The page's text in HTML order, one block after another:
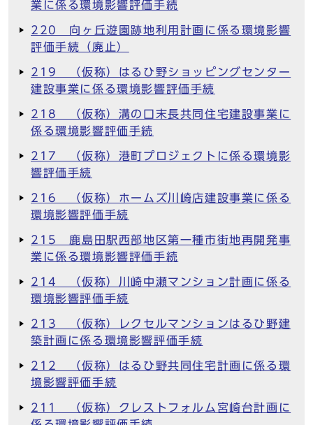
業に係る環境影響評価手続
220 向ヶ丘遊園跡地利用計画に係る環境影響
評価手続（廃止）
219 （仮称）はるひ野ショッピングセンター
建設事業に係る環境影響評価手続
218 （仮称）溝の口末長共同住宅建設事業に
係る環境影響評価手続
217 （仮称）港町プロジェクトに係る環境影
響評価手続
216 （仮称）ホームズ川崎店建設事業に係る
環境影響評価手続
215 鹿島田駅西部地区第一種市街地再開発事
業に係る環境影響評価手続
214 （仮称）川崎中瀬マンション計画に係る
環境影響評価手続
213 （仮称）レクセルマンションはるひ野建
築計画に係る環境影響評価手続
212 （仮称）はるひ野共同住宅計画に係る環
境影響評価手続
211 （仮称）クレストフォルム宮崎台計画に